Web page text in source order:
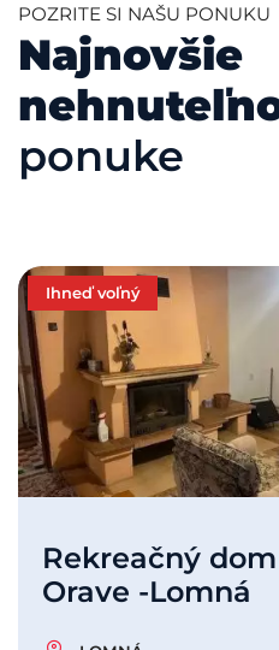
POZRITE SI NAŠU PONUKU
Najnovšie
ponuke
Ihneď voľný
Rekreačný
Orave -Lomná